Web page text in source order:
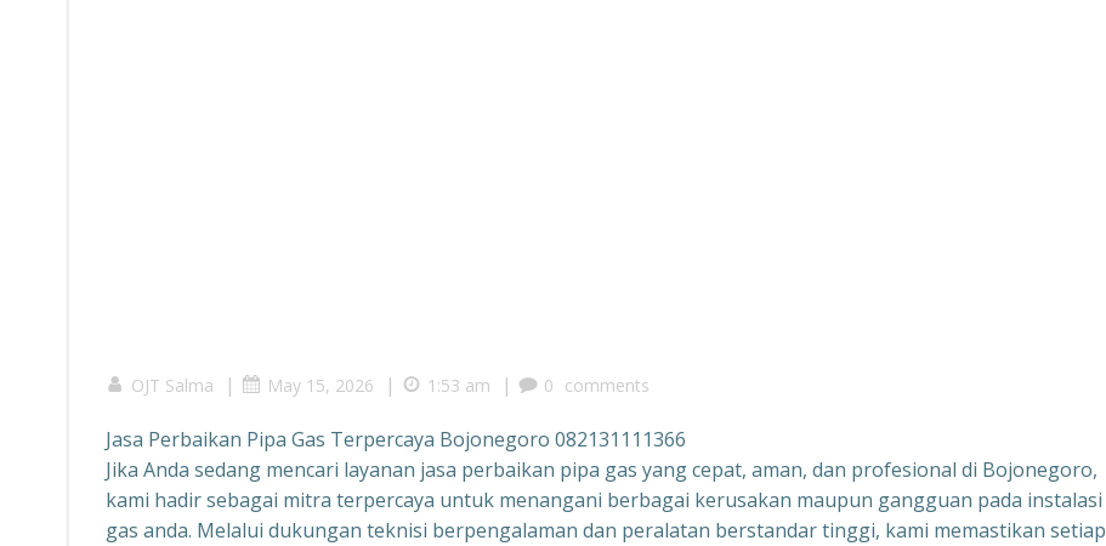
OJT Salma | May 15, 2026 | 1:53 am | 0 comments
Jasa Perbaikan Pipa Gas Terpercaya Bojonegoro 082131111366
Jika Anda sedang mencari layanan jasa perbaikan pipa gas yang cepat, aman, dan profesional di Bojonegoro,
kami hadir sebagai mitra terpercaya untuk menangani berbagai kerusakan maupun gangguan pada instalasi
gas anda. Melalui dukungan teknisi berpengalaman dan peralatan berstandar tinggi, kami memastikan setiap